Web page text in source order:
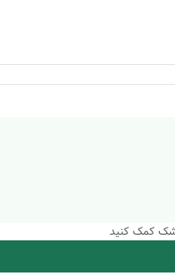
کمک کنید